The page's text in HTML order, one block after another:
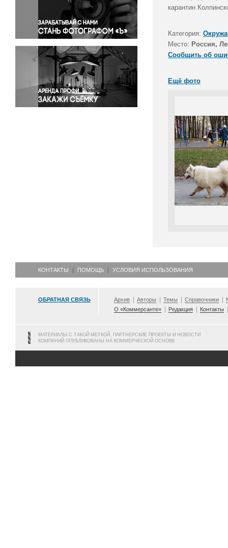
Правосудие
Происшествия и конфликты
Религия
Светская жизнь
Спорт
Экология
Экономика и бизнес
карантин
Категория:
Место: Россия,
Сообщить об
Ещё фото
КОНТАКТЫ ПОМОЩЬ УСЛОВИЯ ИСПОЛЬЗОВАНИЯ
ОБРАТНАЯ СВЯЗЬ Архив Авторы Темы Справочники
О «Коммерсанте»
Редакция Контакты
МАТЕРИАЛЫ С ТАКОЙ МЕТКОЙ, ПАРТНЕРСКИЕ ПРОЕКТЫ И НОВОСТИ
КОМПАНИЙ ОПУБЛИКОВАНЫ НА КОММЕРЧЕСКОЙ ОСНОВЕ